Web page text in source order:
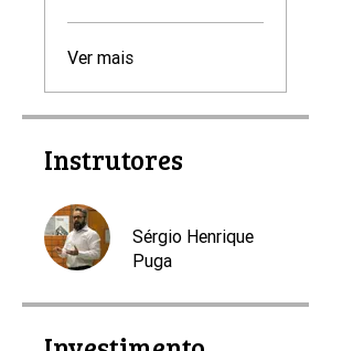
Ver mais
Instrutores
Sérgio Henrique
Puga